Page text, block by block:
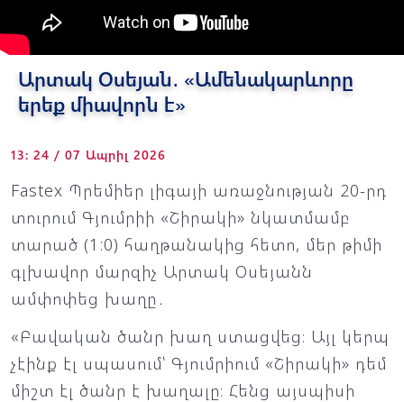
Արտակ Օսեյան․ «Ամենակարևորը
երեք միավորն է»
13: 24 / 07 Ապրիլ 2026
Fastex Պրեմիեր լիգայի առաջնության 20-րդ
տուրում Գյումրիի «Շիրակի» նկատմամբ
տարած (1:0) հաղթանակից հետո, մեր թիմի
գլխավոր մարզիչ Արտակ Օսեյանն
ամփոփեց խաղը․
«Բավական ծանր խաղ ստացվեց։ Այլ կերպ
չէինք էլ սպասում՝ Գյումրիում «Շիրակի» դեմ
միշտ էլ ծանր է խաղալը։ Հենց այսպիսի